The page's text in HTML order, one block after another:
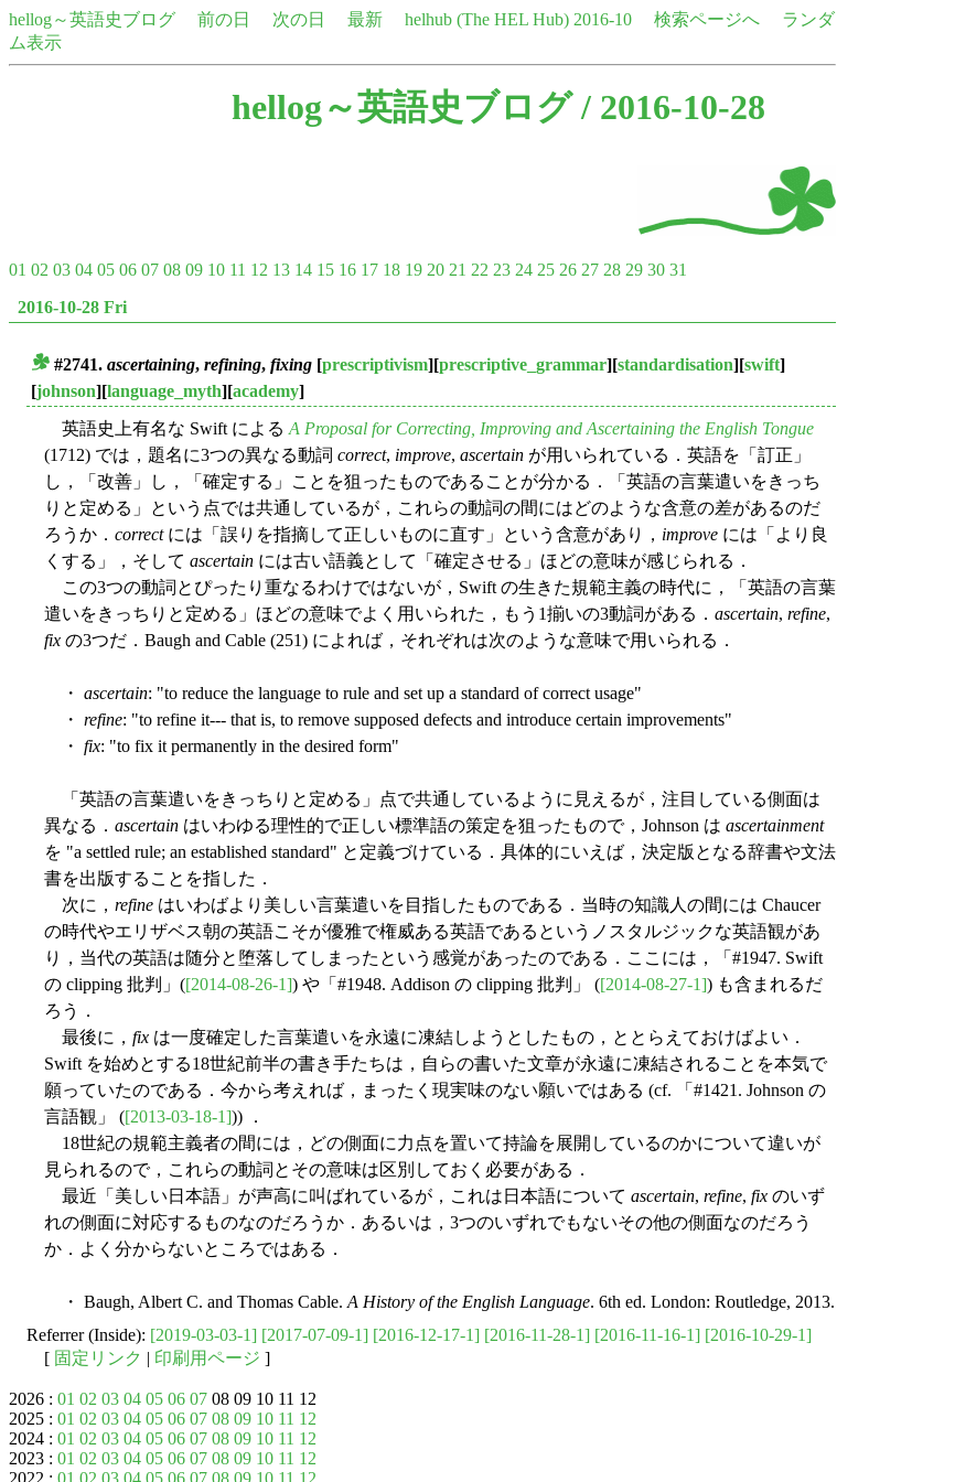
hellog～英語史ブログ 前の日 次の日 最新 helhub (The HEL Hub) 2016-10 検索ページへ
ランダ
ム表示
hellog～英語史ブログ/ 2016-10-28
01 02 03 04 05 06 07 08 09 10 11 12 13 14 15 16 17 18 19 20 21 22 23 24 25 26 27 28 29 30 31
2016-10-28 Fri
#2741. ascertaining, refining, fixing [prescriptivism][prescriptive_grammar][standardisation][swift]
[johnson][language_myth][academy]
英語史上有名な Swift による A Proposal for Correcting, Improving and Ascertaining the English Tongue
(1712) では，題名に3つの異なる動詞 correct, improve, ascertain が用いられている．英語を「訂正」
し，「改善」し，「確定する」ことを狙ったものであることが分かる．「英語の言葉遣いをきっち
りと定める」という点では共通しているが，これらの動詞の間にはどのような含意の差があるのだ
ろうか． correctには「誤りを指摘して正しいものに直す」という含意があり， improve には「より良
くする」，そして ascertain には古い語義として「確定させる」ほどの意味が感じられる．
この3つの動詞とぴったり重なるわけではないが，Swift の生きた規範主義の時代に，「英語の言葉
遣いをきっちりと定める」ほどの意味でよく用いられた，もう1揃いの3動詞がある． ascertain, refine,
fix の3つだ．Baugh and Cable (251) によれば，それぞれは次のような意味で用いられる．
・ ascertain: "to reduce the language to rule and set up a standard of correct usage"
・ refine: "to refine it--- that is, to remove supposed defects and introduce certain improvements"
・ fix: "to fix it permanently in the desired form"
「英語の言葉遣いをきっちりと定める」点で共通しているように見えるが，注目している側面は
異なる． ascertain はいわゆる理性的で正しい標準語の策定を狙ったもので，Johnson は ascertainment
を "a settled rule; an established standard" と定義づけている．具体的にいえば，決定版となる辞書や文法
書を出版することを指した．
次に， refine はいわばより美しい言葉遣いを目指したものである．当時の知識人の間には Chaucer
の時代やエリザベス朝の英語こそが優雅で権威ある英語であるというノスタルジックな英語観があ
り，当代の英語は随分と堕落してしまったという感覚があったのである．ここには，「#1947. Swift
の clipping 批判」([2014-08-26-1]) や「#1948. Addison の clipping 批判」 ([2014-08-27-1]) も含まれるだ
ろう．
最後に， fix は一度確定した言葉遣いを永遠に凍結しようとしたもの，ととらえておけばよい．
Swift を始めとする18世紀前半の書き手たちは，自らの書いた文章が永遠に凍結されることを本気で
願っていたのである．今から考えれば，まったく現実味のない願いではある (cf. 「#1421. Johnson の
言語観」 ([2013-03-18-1])) ．
18世紀の規範主義者の間には，どの側面に力点を置いて持論を展開しているのかについて違いが
見られるので，これらの動詞とその意味は区別しておく必要がある．
最近「美しい日本語」が声高に叫ばれているが，これは日本語について ascertain, refine, fix のいず
れの側面に対応するものなのだろうか．あるいは，3つのいずれでもないその他の側面なのだろう
か．よく分からないところではある．
・ Baugh, Albert C. and Thomas Cable. A History of the English Language. 6th ed. London: Routledge, 2013.
Referrer (Inside): [2019-03-03-1] [2017-07-09-1] [2016-12-17-1] [2016-11-28-1] [2016-11-16-1] [2016-10-29-1]
[ 固定リンク | 印刷用ページ ]
2026 : 01 02 03 04 05 06 07 08 09 10 11 12
2025 : 01 02 03 04 05 06 07 08 09 10 11 12
2024 : 01 02 03 04 05 06 07 08 09 10 11 12
2023 : 01 02 03 04 05 06 07 08 09 10 11 12
2022 : 01 02 03 04 05 06 07 08 09 10 11 12